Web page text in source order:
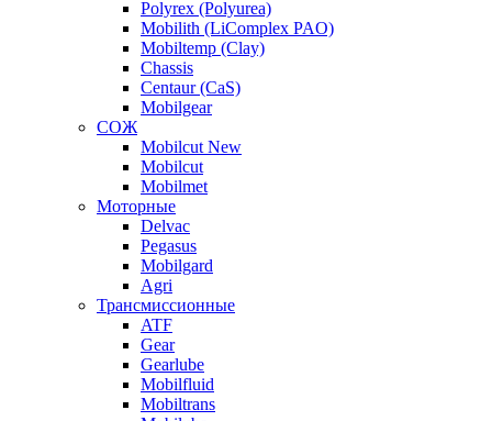
Polyrex (Polyurea)
Mobilith (LiComplex PAO)
Mobiltemp (Clay)
Chassis
Centaur (CaS)
Mobilgear
СОЖ
Mobilcut New
Mobilcut
Mobilmet
Моторные
Delvac
Pegasus
Mobilgard
Agri
Трансмиссионные
ATF
Gear
Gearlube
Mobilfluid
Mobiltrans